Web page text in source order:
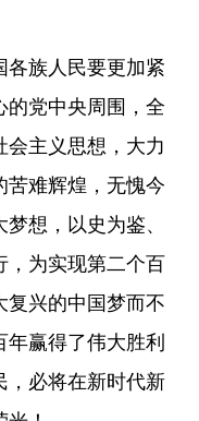
各族人民要更加紧
的党中央周围，全
会主义思想，大力
苦难辉煌，无愧今
想，以史为鉴、
，为实现第二个百
复兴的中国梦而不
赢得了伟大胜利
，必将在新时代新